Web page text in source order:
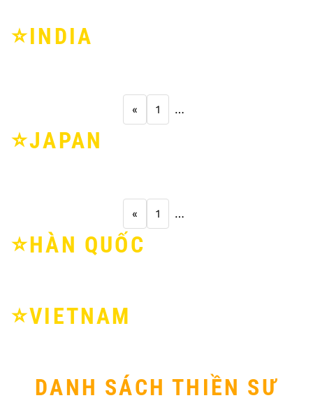
⭐️INDIA
« 1 …
⭐️JAPAN
« 1 …
⭐️HÀN QUỐC
⭐️VIETNAM
DANH SÁCH THIỀN SƯ